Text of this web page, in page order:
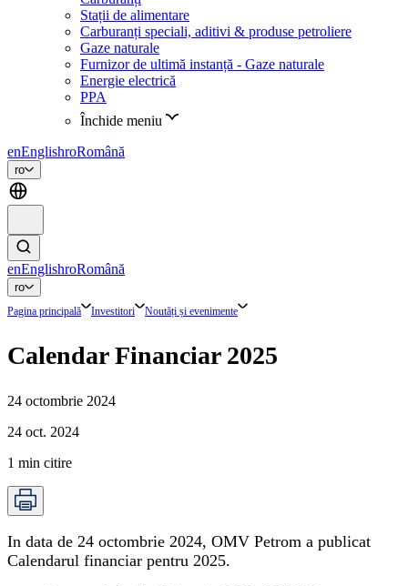
Stații de alimentare
Carburanți speciali, aditivi & produse petroliere
Gaze naturale
Furnizor de ultimă instanță - Gaze naturale
Energie electrică
PPA
Închide meniu
enEnglishroRomână
ro
enEnglishroRomână
ro
Pagina principală Investitori Noutăți și evenimente
Calendar Financiar 2025
24 octombrie 2024
24 oct. 2024
1 min citire
In data de 24 octombrie 2024, OMV Petrom a publicat
Calendarul financiar pentru 2025.